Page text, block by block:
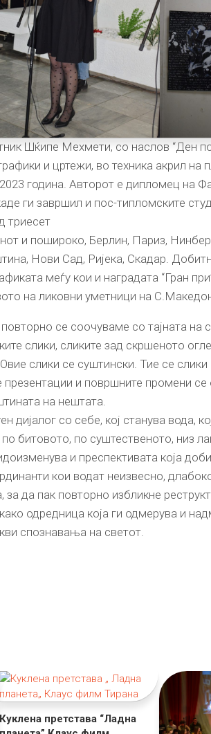
Шќипе Мехмети, со наслов “Ден
и цртежи, во техника акрил на
година. Авторот е дипломец на
ги завршил и пос-типломските
триесет
и пошироко, Берлин, Париз,
Нови Сад, Ријека, Скадар.
меѓу кои и наградата “Гран
на ликовни уметници на
се соочуваме со тајната на
слики, сликите зад скршеното
слики се суштински. Тие се
и површните промени се
на нештата.
дијалог со себе, кој станува вода,
битовото, по суштественото, низ
и преспективата која
кои водат неизвесно,
да пак повторно избликне
одредница која ги одмерува и
спознавања на светот.
Куклена претстава “Ладна